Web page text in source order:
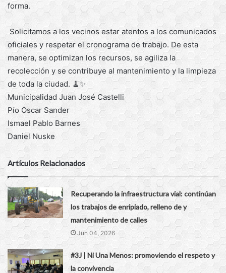
forma.
Solicitamos a los vecinos estar atentos a los comunicados
oficiales y respetar el cronograma de trabajo. De esta
manera, se optimizan los recursos, se agiliza la
recolección y se contribuye al mantenimiento y la limpieza
de toda la ciudad. 🧹✨
Municipalidad Juan José Castelli
Pío Oscar Sander
Ismael Pablo Barnes
Daniel Nuske
Artículos Relacionados
Recuperando la infraestructura vial: continúan
los trabajos de enripiado, relleno de y
mantenimiento de calles
Jun 04, 2026
#3J | Ni Una Menos: promoviendo el respeto y
la convivencia